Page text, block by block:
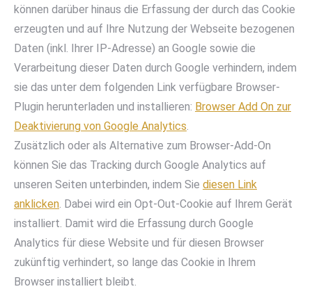
können darüber hinaus die Erfassung der durch das Cookie
erzeugten und auf Ihre Nutzung der Webseite bezogenen
Daten (inkl. Ihrer IP-Adresse) an Google sowie die
Verarbeitung dieser Daten durch Google verhindern, indem
sie das unter dem folgenden Link verfügbare Browser-
Plugin herunterladen und installieren: Browser Add On zur
Deaktivierung von Google Analytics.
Zusätzlich oder als Alternative zum Browser-Add-On
können Sie das Tracking durch Google Analytics auf
unseren Seiten unterbinden, indem Sie diesen Link
anklicken. Dabei wird ein Opt-Out-Cookie auf Ihrem Gerät
installiert. Damit wird die Erfassung durch Google
Analytics für diese Website und für diesen Browser
zukünftig verhindert, so lange das Cookie in Ihrem
Browser installiert bleibt.